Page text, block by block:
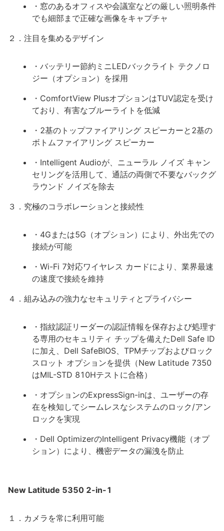
・窓のあるオフィスや会議室などの厳しい照明条件
でも細部まで正確な画像をキャプチャ
２．注目を集めるデザイン
・バッテリー節約ミニLEDバックライト テクノロ
ジー（オプション）を採用
・ComfortView PlusオプションはTUV認定を受け
ており、有害なブルーライトを低減
・2基のトップファイアリング スピーカーと2基の
ボトムファイアリング スピーカー
・Intelligent Audioが、ニューラル ノイズ キャン
セリングを活用して、通話の両側で不要なバックグ
ラウンド ノイズを除去
３．究極のコラボレーションと接続性
・4Gまたは5G（オプション）により、外出先での
接続が可能
・Wi-Fi 7対応ワイヤレス カードにより、業界最速
の速度で接続を維持
４．組み込みの強力なセキュリティとプライバシー
・指紋認証リーダーの認証情報を保存および処理す
る専用のセキュリティ チップを備えたDell Safe ID
に加え、Dell SafeBIOS、TPMチップおよびロック
スロット オプションを提供（New Latitude 7350
はMIL-STD 810Hテストに合格）
・オプションのExpressSign-inは、ユーザーの存
在を検知してシームレスなシステムのロック/アン
ロックを実現
・Dell OptimizerのIntelligent Privacy機能（オプ
ション）により、機密データの漏洩を防止
New Latitude 5350 2-in-1
１．カメラを常に利用可能